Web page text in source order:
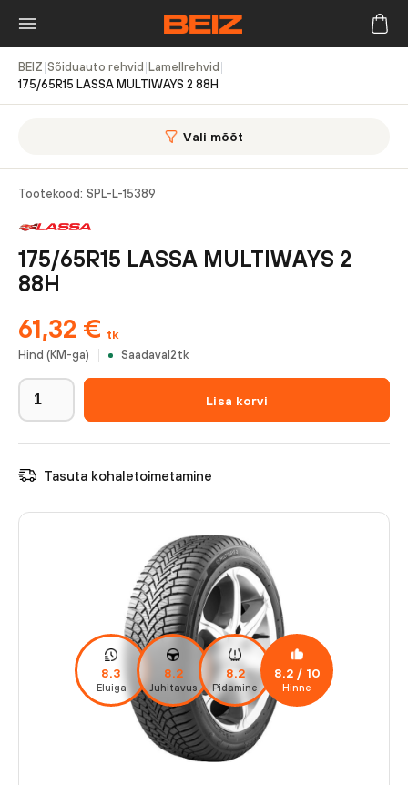
BEIZ Sõiduauto rehvid Lamellrehvid
175/65R15 LASSA MULTIWAYS 2 88H
Vali mõõt
8.3
Eluiga
8.2
Juhitavus
8.2
Pidamine
8.2 / 10
Hinne
Tootekood: SPL-L-15389
175/65R15 LASSA MULTIWAYS 2
88H
61,32 € tk
Hind (KM-ga) Saadaval 2 tk
Lisa korvi
Tasuta kohaletoimetamine